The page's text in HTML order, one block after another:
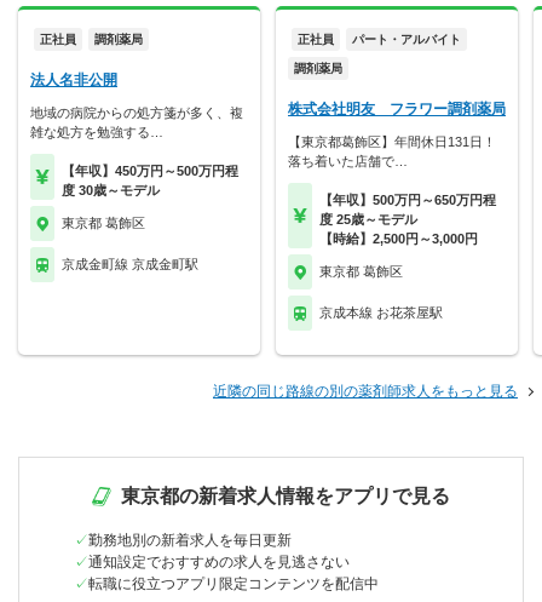
正社員 調剤薬局
法人名非公開
地域の病院からの処方箋が多く、複
雑な処方を勉強する…
【年収】450万円～500万円程
度 30歳～モデル
東京都 葛飾区
京成金町線 京成金町駅
正社員 パート・アルバイト
調剤薬局
株式会社明友 フラワー調剤薬局
【東京都葛飾区】年間休日131日！
落ち着いた店舗で…
【年収】500万円～650万円程
度 25歳～モデル
【時給】2,500円～3,000円
東京都 葛飾区
京成本線 お花茶屋駅
近隣の同じ路線の別の薬剤師求人をもっと見る
東京都の新着求人情報をアプリで見る
勤務地別の新着求人を毎日更新
通知設定でおすすめの求人を見逃さない
転職に役立つアプリ限定コンテンツを配信中